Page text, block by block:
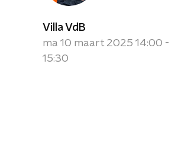
Villa VdB
ma 10 maart 2025 14:00 -
15:30